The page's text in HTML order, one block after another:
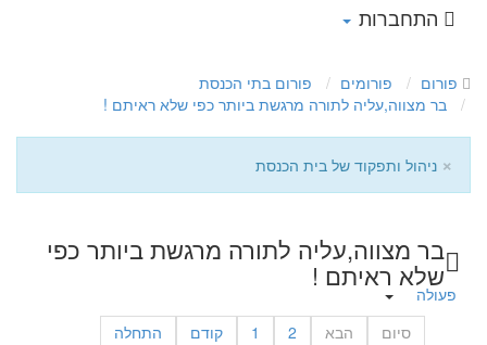
התחברות
פורום פורומים
פורום בתי הכנסת
בר מצווה,עליה לתורה מרגשת ביותר כפי שלא ראיתם !
× ניהול ותפקוד של בית הכנסת
בר מצווה,עליה לתורה מרגשת ביותר כפי
שלא ראיתם !
פעולה
התחלה
קודם 1 2 הבא
סיום